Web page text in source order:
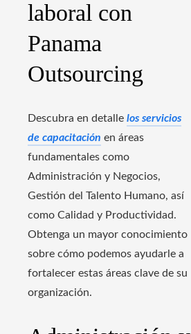
laboral con
Panama
Outsourcing
Descubra en detalle los servicios
de capacitación en áreas
fundamentales como
Administración y Negocios,
Gestión del Talento Humano, así
como Calidad y Productividad.
Obtenga un mayor conocimiento
sobre cómo podemos ayudarle a
fortalecer estas áreas clave de su
organización.